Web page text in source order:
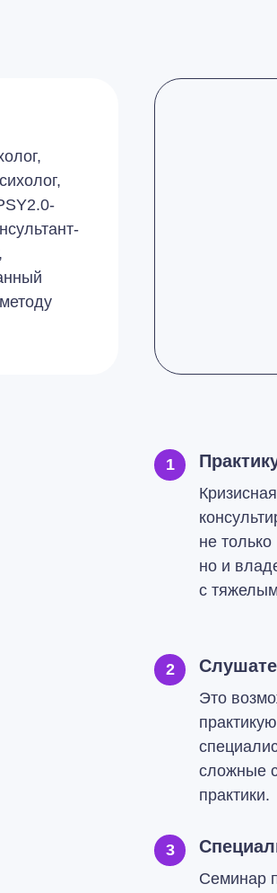
не
но и
с
1
Это
сложные
практики.
2
3
Семинар